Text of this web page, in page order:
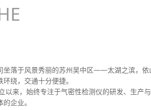
坐落于风景秀丽的苏州吴中区——太湖之滨，依
绕，交通十分便捷。
以来，始终专注于气密性检测仪的研发、生产
企业。